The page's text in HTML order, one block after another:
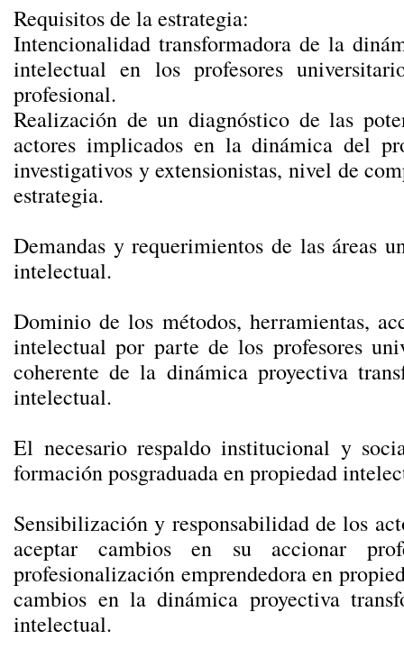
Requisitos de la estrategia:
Intencionalidad transformadora de la
intelectual en los profesores
profesional.
Realización de un diagnóstico de las
actores implicados en la dinámica del
investigativos y extensionistas, nivel de
estrategia.
Demandas y requerimientos de las áreas
intelectual.
Dominio de los métodos, herramientas,
intelectual por parte de los profesores
coherente de la dinámica proyectiva
intelectual.
El necesario respaldo institucional y
formación posgraduada en propiedad
Sensibilización y responsabilidad de los
aceptar cambios en su accionar
profesionalización emprendedora en
cambios en la dinámica proyectiva
intelectual.